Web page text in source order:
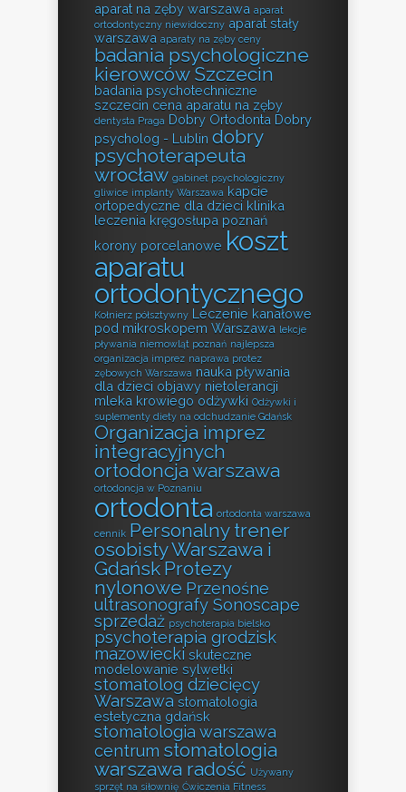
aparat na zęby warszawa aparat
ortodontyczny niewidoczny aparat stały
warszawa aparaty na zęby ceny
badania psychologiczne
kierowców Szczecin
badania psychotechniczne
szczecin cena aparatu na zęby
dentysta Praga Dobry Ortodonta Dobry
psycholog - Lublin dobry
psychoterapeuta
wrocław gabinet psychologiczny
gliwice implanty Warszawa kapcie
ortopedyczne dla dzieci klinika
leczenia kręgosłupa poznań
korony porcelanowe koszt
aparatu
ortodontycznego
Kołnierz półsztywny Leczenie kanałowe
pod mikroskopem Warszawa lekcje
pływania niemowląt poznań najlepsza
organizacja imprez naprawa protez
zębowych Warszawa nauka pływania
dla dzieci objawy nietolerancji
mleka krowiego odżywki Odżywki i
suplementy diety na odchudzanie Gdańsk
Organizacja imprez
integracyjnych
ortodoncja warszawa
ortodoncja w Poznaniu
ortodonta ortodonta warszawa
cennik Personalny trener
osobisty Warszawa i
Gdańsk Protezy
nylonowe Przenośne
ultrasonografy Sonoscape
sprzedaż psychoterapia bielsko
psychoterapia grodzisk
mazowiecki skuteczne
modelowanie sylwetki
stomatolog dziecięcy
Warszawa stomatologia
estetyczna gdańsk
stomatologia warszawa
centrum stomatologia
warszawa radość Używany
sprzęt na siłownię Ćwiczenia Fitness